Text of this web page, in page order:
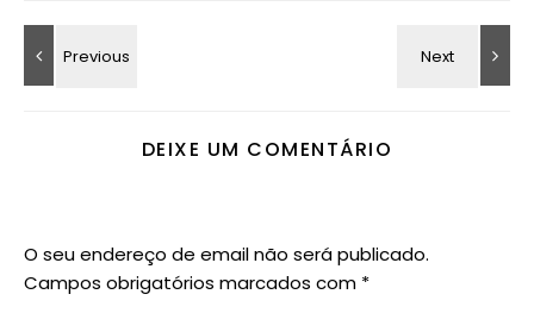
DEIXE UM COMENTÁRIO
O seu endereço de email não será publicado.
Campos obrigatórios marcados com *